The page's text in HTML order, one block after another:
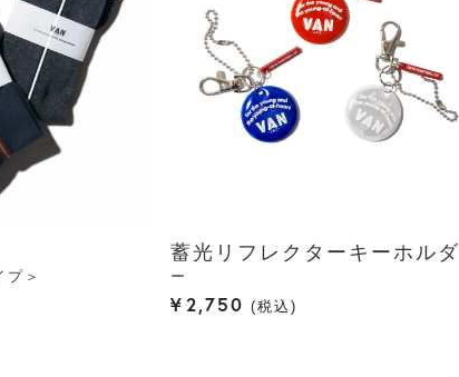
プ＞
蓄光リフレクターキーホルダ
ー
¥2,750 税込